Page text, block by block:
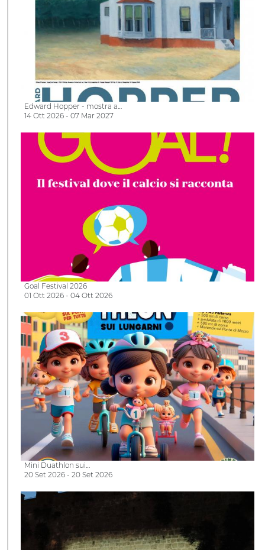
Edward Hopper - mostra a…
14 Ott 2026 - 07 Mar 2027
Goal Festival 2026
01 Ott 2026 - 04 Ott 2026
Mini Duathlon sui…
20 Set 2026 - 20 Set 2026